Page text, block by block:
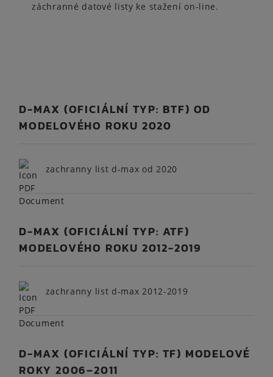
záchranné datové listy ke stažení on-line.
D-MAX (OFICIÁLNÍ TYP: BTF) OD
MODELOVÉHO ROKU 2020
zachranny list d-max od 2020
D-MAX (OFICIÁLNÍ TYP: ATF)
MODELOVÉHO ROKU 2012-2019
zachranny list d-max 2012-2019
D-MAX (OFICIÁLNÍ TYP: TF) MODELOVÉ
ROKY 2006–2011